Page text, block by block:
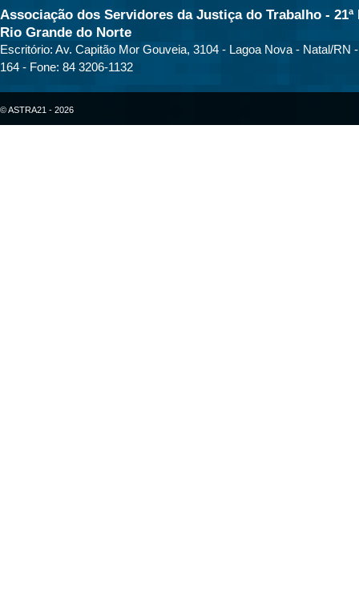
Associação dos Servidores da Justiça do Trabalho - 21ª
Rio Grande do Norte
Escritório: Av. Capitão Mor Gouveia, 3104 - Lagoa Nova - Natal/RN
164 - Fone: 84 3206-1132
© ASTRA21 - 2026